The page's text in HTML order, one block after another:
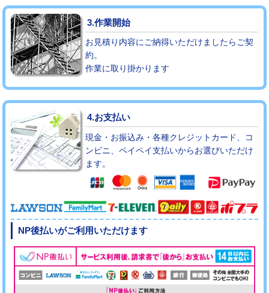
3.作業開始
お見積り内容にご納得いただけましたらご契
約。
作業に取り掛かります
4.お支払い
現金・お振込み・各種クレジットカード、コ
ンビニ、ペイペイ支払いからお選びいただけ
ます。
NP後払いがご利用いただけます